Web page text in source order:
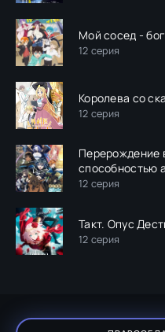
Мой сосед -
12 серия
Королева со
12 серия
Перерождение
способностью
12 серия
Такт. Опус
12 серия